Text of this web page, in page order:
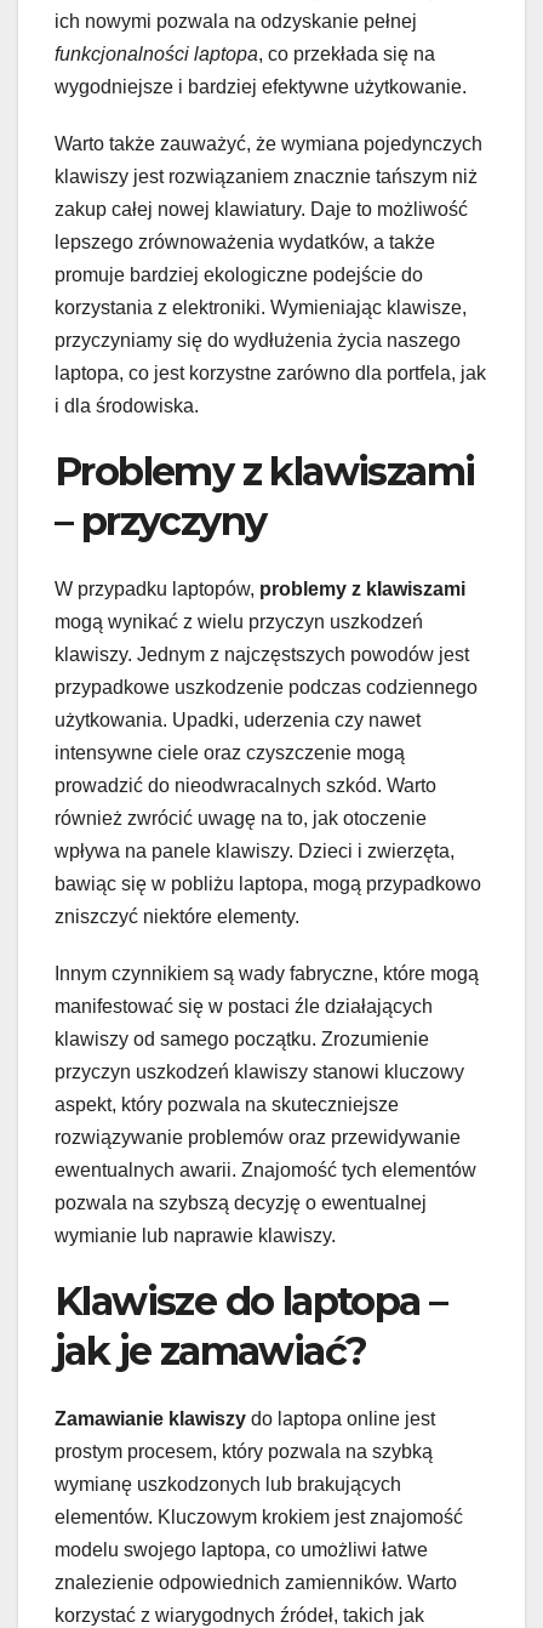
ich nowymi pozwala na odzyskanie pełnej
funkcjonalności laptopa, co przekłada się na
wygodniejsze i bardziej efektywne użytkowanie.
Warto także zauważyć, że wymiana pojedynczych
klawiszy jest rozwiązaniem znacznie tańszym niż
zakup całej nowej klawiatury. Daje to możliwość
lepszego zrównoważenia wydatków, a także
promuje bardziej ekologiczne podejście do
korzystania z elektroniki. Wymieniając klawisze,
przyczyniamy się do wydłużenia życia naszego
laptopa, co jest korzystne zarówno dla portfela, jak
i dla środowiska.
Problemy z klawiszami
– przyczyny
W przypadku laptopów, problemy z klawiszami
mogą wynikać z wielu przyczyn uszkodzeń
klawiszy. Jednym z najczęstszych powodów jest
przypadkowe uszkodzenie podczas codziennego
użytkowania. Upadki, uderzenia czy nawet
intensywne ciele oraz czyszczenie mogą
prowadzić do nieodwracalnych szkód. Warto
również zwrócić uwagę na to, jak otoczenie
wpływa na panele klawiszy. Dzieci i zwierzęta,
bawiąc się w pobliżu laptopa, mogą przypadkowo
zniszczyć niektóre elementy.
Innym czynnikiem są wady fabryczne, które mogą
manifestować się w postaci źle działających
klawiszy od samego początku. Zrozumienie
przyczyn uszkodzeń klawiszy stanowi kluczowy
aspekt, który pozwala na skuteczniejsze
rozwiązywanie problemów oraz przewidywanie
ewentualnych awarii. Znajomość tych elementów
pozwala na szybszą decyzję o ewentualnej
wymianie lub naprawie klawiszy.
Klawisze do laptopa –
jak je zamawiać?
Zamawianie klawiszy do laptopa online jest
prostym procesem, który pozwala na szybką
wymianę uszkodzonych lub brakujących
elementów. Kluczowym krokiem jest znajomość
modelu swojego laptopa, co umożliwi łatwe
znalezienie odpowiednich zamienników. Warto
korzystać z wiarygodnych źródeł, takich jak